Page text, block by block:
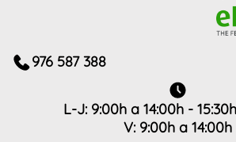
976 587 388
L-J: 9:00h a 14:00h -
V: 9:00h a 14:00h